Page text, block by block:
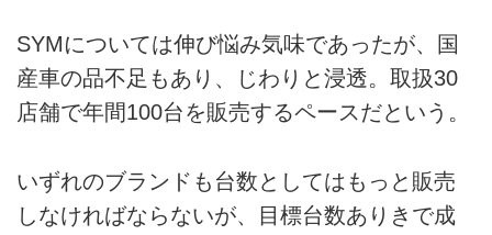
SYMについては伸び悩み気味であったが、国
産車の品不足もあり、じわりと浸透。取扱30
店舗で年間100台を販売するペースだという。
いずれのブランドも台数としてはもっと販売
しなければならないが、目標台数ありきで成